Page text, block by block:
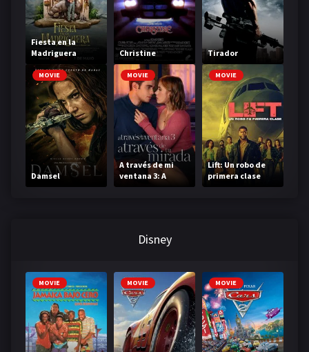
Fiesta en la
Madriguera
Christine Tirador
MOVIE
Damsel
MOVIE
A través de mi
ventana 3: A
través de tu
MOVIE
Lift: Un robo de
primera clase
Disney
MOVIE MOVIE MOVIE